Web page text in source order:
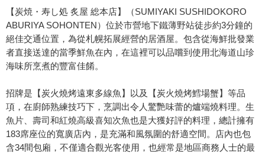
【炭焼・寿し処 炙屋 総本店】（SUMIYAKI SUSHIDOKORO
ABURIYA SOHONTEN）位於市營地下鐵薄野站徒步約3分鐘的
絕佳交通位置，為從札幌拓展經營的居酒屋。包含從海鮮批發業
者直接送達的當季鮮魚在內，在這裡可以品嚐到使用北海道山珍
海味所烹煮的豐富佳餚。
招牌是【炭火燒烤遠東多線魚】以及【炭火燒烤鱈場蟹】等品
項，在廚師熟練技巧下，烹調出令人驚艷味蕾的爐端燒料理。生
魚片、壽司和紅燒高級喜知次魚也是大獲好評的料理，總計擁有
183席座位的寬廣店內，是充滿和風氛圍的舒適空間。店內也包
含34間包廂，不僅適合觀光客使用，也經常是地區商務人士的最